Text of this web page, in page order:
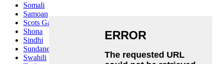
Somali
Samoan
Scots Gaelic
Shona
Sindhi
Sundanese
Swahili